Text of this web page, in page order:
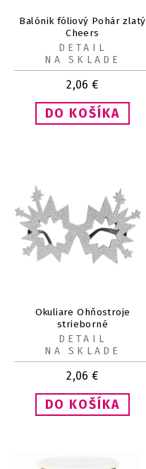
Balónik fóliový Pohár zlatý
Cheers
2,06 €
DETAIL
NA SKLADE
Okuliare Ohňostroje
strieborné
2,06 €
DETAIL
NA SKLADE